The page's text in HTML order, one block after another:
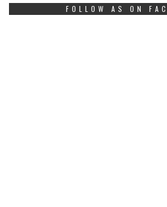
FOLLOW AS ON